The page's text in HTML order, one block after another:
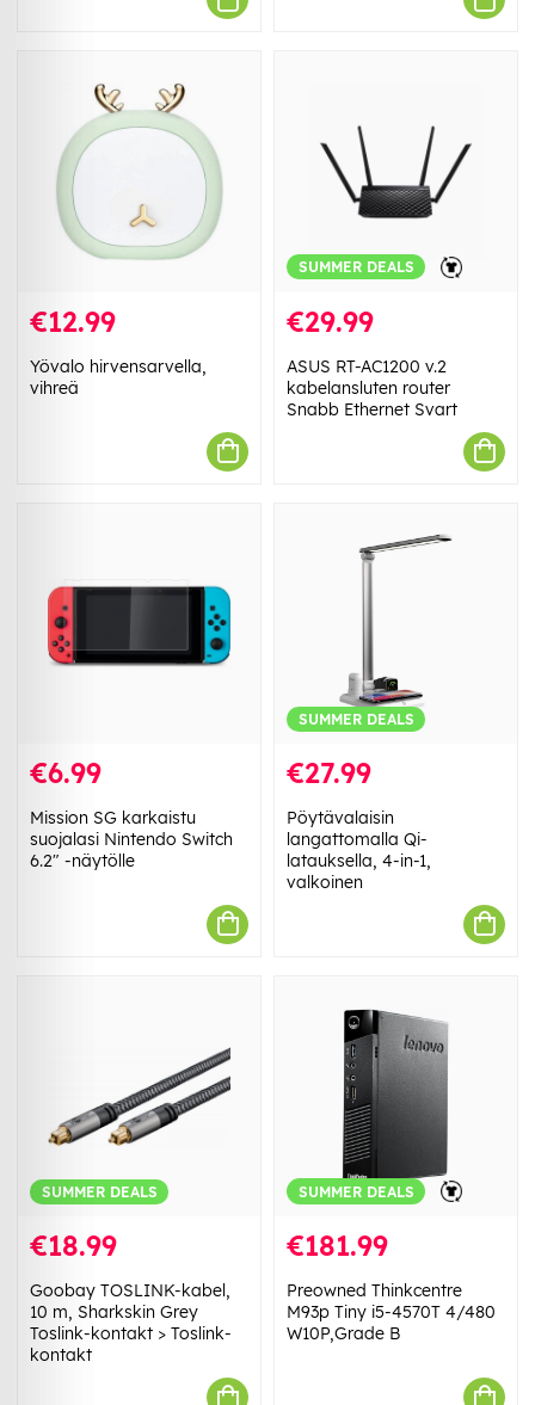
€12.99
Yövalo hirvensarvella,
vihreä
SUMMER DEALS
€29.99
ASUS RT-AC1200 v.2
kabelansluten router
Snabb Ethernet Svart
€6.99
Mission SG karkaistu
suojalasi Nintendo Switch
6.2" -näytölle
SUMMER DEALS
€27.99
Pöytävalaisin
langattomalla Qi-
latauksella, 4-in-1,
valkoinen
SUMMER DEALS
€18.99
Goobay TOSLINK-kabel,
10 m, Sharkskin Grey
Toslink-kontakt > Toslink-
kontakt
SUMMER DEALS
€181.99
Preowned Thinkcentre
M93p Tiny i5-4570T 4/480
W10P,Grade B